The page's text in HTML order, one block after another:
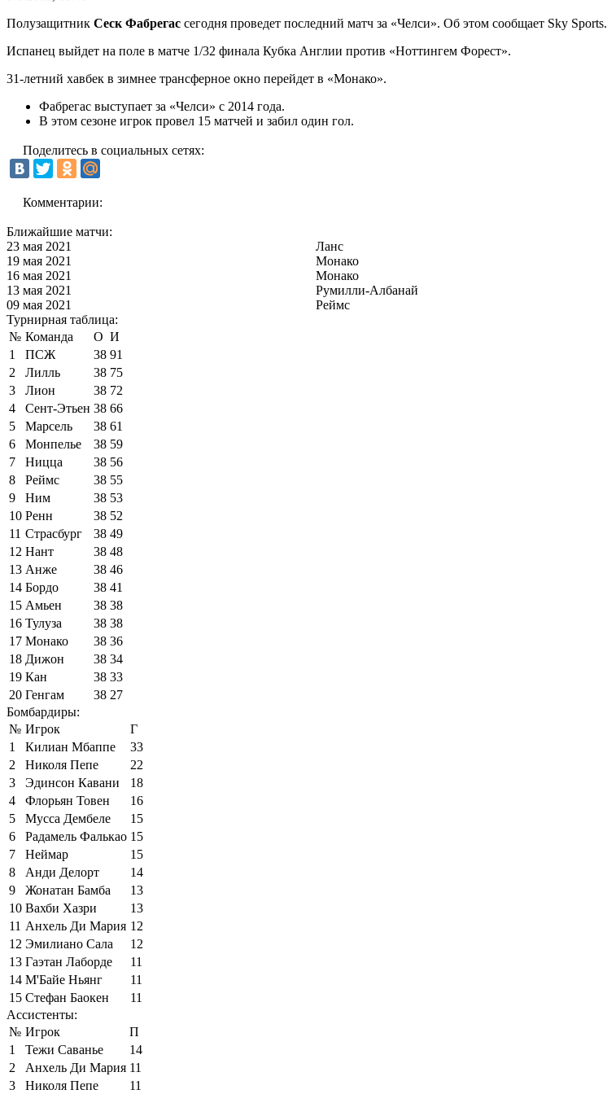
Полузащитник Сеск Фабрегас сегодня проведет последний матч за «Челси». Об этом сообщает Sky Sports.
Испанец выйдет на поле в матче 1/32 финала Кубка Англии против «Ноттингем Форест».
31-летний хавбек в зимнее трансферное окно перейдет в «Монако».
Фабрегас выступает за «Челси» с 2014 года.
В этом сезоне игрок провел 15 матчей и забил один гол.
Поделитесь в социальных сетях:
Комментарии:
Ближайшие матчи:
23 мая 2021
Ланс
19 мая 2021
Монако
16 мая 2021
Монако
13 мая 2021
Румилли-Албанай
09 мая 2021
Реймс
Турнирная таблица:
№ Команда О И
1
ПСЖ 38 91
2
Лилль 38 75
3
Лион 38 72
4
Сент-Этьен 38 66
5
Марсель 38 61
6
Монпелье 38 59
7
Ницца 38 56
8
Реймс 38 55
9
Ним 38 53
10 Ренн 38 52
11 Страсбург 38 49
12 Нант 38 48
13 Анже 38 46
14 Бордо 38 41
15 Амьен 38 38
16 Тулуза 38 38
17 Монако 38 36
18 Дижон 38 34
19 Кан 38 33
20 Генгам 38 27
Бомбардиры:
№ Игрок
Г
1
Килиан Мбаппе
33
2
Николя Пепе
22
3
Эдинсон Кавани
18
4
Флорьян Товен
16
5
Мусса Дембеле
15
6
Радамель Фалькао 15
7
Неймар
15
8
Анди Делорт
14
9
Жонатан Бамба
13
10 Вахби Хазри
13
11 Анхель Ди Мария 12
12 Эмилиано Сала
12
13 Гаэтан Лаборде
11
14 М'Байе Ньянг
11
15 Стефан Баокен
11
Ассистенты:
№ Игрок
П
1
Тежи Саванье
14
2
Анхель Ди Мария 11
3
Николя Пепе
11